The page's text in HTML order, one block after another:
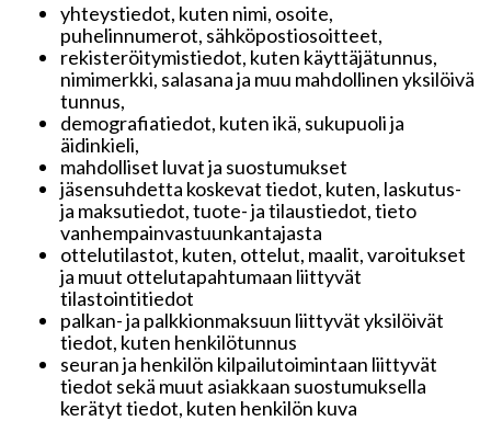
yhteystiedot, kuten nimi, osoite,
puhelinnumerot, sähköpostiosoitteet,
rekisteröitymistiedot, kuten käyttäjätunnus,
nimimerkki, salasana ja muu mahdollinen yksilöivä
tunnus,
demografiatiedot, kuten ikä, sukupuoli ja
äidinkieli,
mahdolliset luvat ja suostumukset
jäsensuhdetta koskevat tiedot, kuten, laskutus-
ja maksutiedot, tuote- ja tilaustiedot, tieto
vanhempainvastuunkantajasta
ottelutilastot, kuten, ottelut, maalit, varoitukset
ja muut ottelutapahtumaan liittyvät
tilastointitiedot
palkan- ja palkkionmaksuun liittyvät yksilöivät
tiedot, kuten henkilötunnus
seuran ja henkilön kilpailutoimintaan liittyvät
tiedot sekä muut asiakkaan suostumuksella
kerätyt tiedot, kuten henkilön kuva